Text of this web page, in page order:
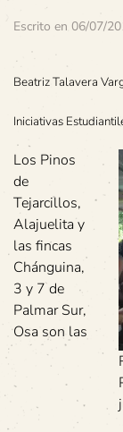
Escrito en 06/07/
Beatriz Talavera
Iniciativas
Los Pinos
de
Tejarcillos,
Alajuelita y
las fincas
Chánguina,
3 y 7 de
Palmar Sur,
Osa son las